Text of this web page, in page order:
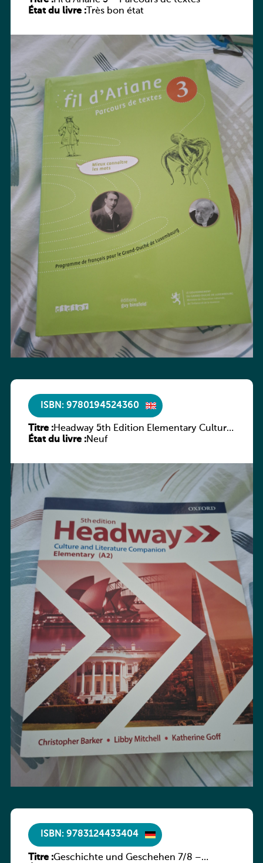
État du livre :Très bon état
ISBN: 9780194524360
Titre :Headway 5th Edition Elementary Culture
and Literature Companion
État du livre :Neuf
ISBN: 9783124433404
Titre :Geschichte und Geschehen 7/8 –